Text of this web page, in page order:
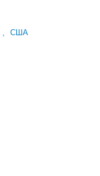
, США